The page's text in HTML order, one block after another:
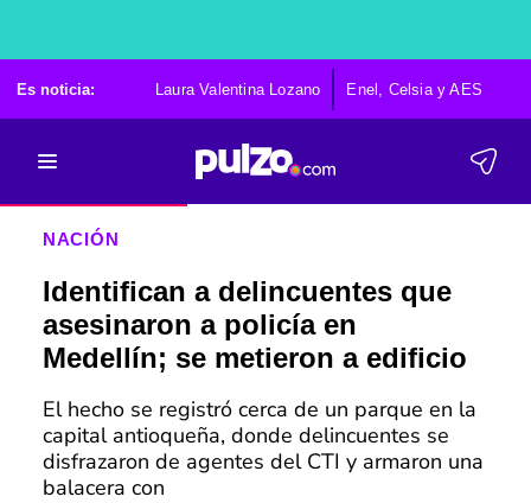
Es noticia: Laura Valentina Lozano Enel, Celsia y AES
NACIÓN
Identifican a delincuentes que
asesinaron a policía en
Medellín; se metieron a edificio
El hecho se registró cerca de un parque en la
capital antioqueña, donde delincuentes se
disfrazaron de agentes del CTI y armaron una
balacera con